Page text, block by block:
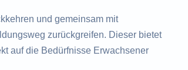
und gemeinsam mit
zurückgreifen. Dieser bietet
auf die Bedürfnisse Erwachsener